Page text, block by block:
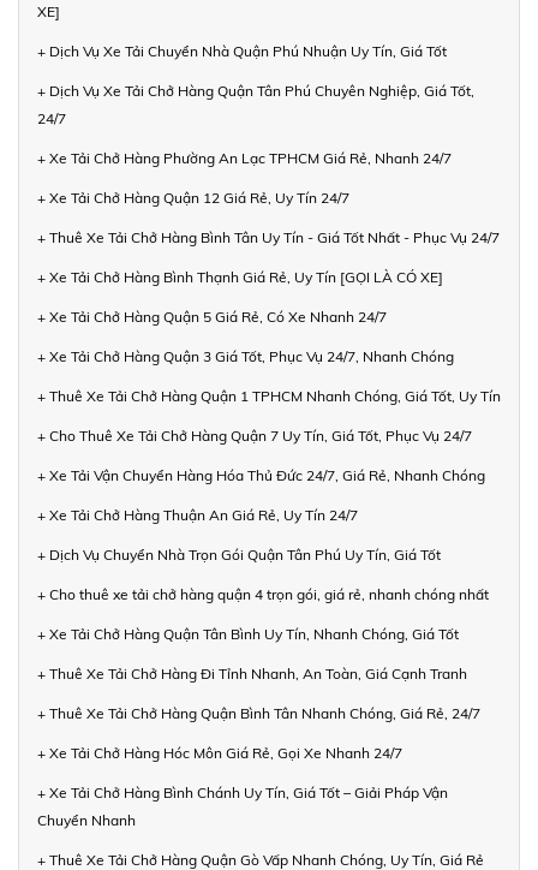
XE]
+ Dịch Vụ Xe Tải Chuyển Nhà Quận Phú Nhuận Uy Tín, Giá Tốt
+ Dịch Vụ Xe Tải Chở Hàng Quận Tân Phú Chuyên Nghiệp, Giá Tốt,
24/7
+ Xe Tải Chở Hàng Phường An Lạc TPHCM Giá Rẻ, Nhanh 24/7
+ Xe Tải Chở Hàng Quận 12 Giá Rẻ, Uy Tín 24/7
+ Thuê Xe Tải Chở Hàng Bình Tân Uy Tín - Giá Tốt Nhất - Phục Vụ 24/7
+ Xe Tải Chở Hàng Bình Thạnh Giá Rẻ, Uy Tín [GỌI LÀ CÓ XE]
+ Xe Tải Chở Hàng Quận 5 Giá Rẻ, Có Xe Nhanh 24/7
+ Xe Tải Chở Hàng Quận 3 Giá Tốt, Phục Vụ 24/7, Nhanh Chóng
+ Thuê Xe Tải Chở Hàng Quận 1 TPHCM Nhanh Chóng, Giá Tốt, Uy Tín
+ Cho Thuê Xe Tải Chở Hàng Quận 7 Uy Tín, Giá Tốt, Phục Vụ 24/7
+ Xe Tải Vận Chuyển Hàng Hóa Thủ Đức 24/7, Giá Rẻ, Nhanh Chóng
+ Xe Tải Chở Hàng Thuận An Giá Rẻ, Uy Tín 24/7
+ Dịch Vụ Chuyển Nhà Trọn Gói Quận Tân Phú Uy Tín, Giá Tốt
+ Cho thuê xe tải chở hàng quận 4 trọn gói, giá rẻ, nhanh chóng nhất
+ Xe Tải Chở Hàng Quận Tân Bình Uy Tín, Nhanh Chóng, Giá Tốt
+ Thuê Xe Tải Chở Hàng Đi Tỉnh Nhanh, An Toàn, Giá Cạnh Tranh
+ Thuê Xe Tải Chở Hàng Quận Bình Tân Nhanh Chóng, Giá Rẻ, 24/7
+ Xe Tải Chở Hàng Hóc Môn Giá Rẻ, Gọi Xe Nhanh 24/7
+ Xe Tải Chở Hàng Bình Chánh Uy Tín, Giá Tốt – Giải Pháp Vận
Chuyển Nhanh
+ Thuê Xe Tải Chở Hàng Quận Gò Vấp Nhanh Chóng, Uy Tín, Giá Rẻ